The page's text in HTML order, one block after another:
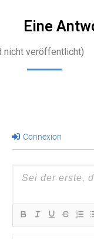
Eine
nicht veröffentlicht)
Connexion